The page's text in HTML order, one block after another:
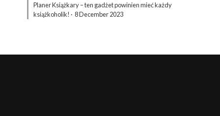
Planer Książkary – ten gadżet powinien mieć każdy
książkoholik! · 8 December 2023